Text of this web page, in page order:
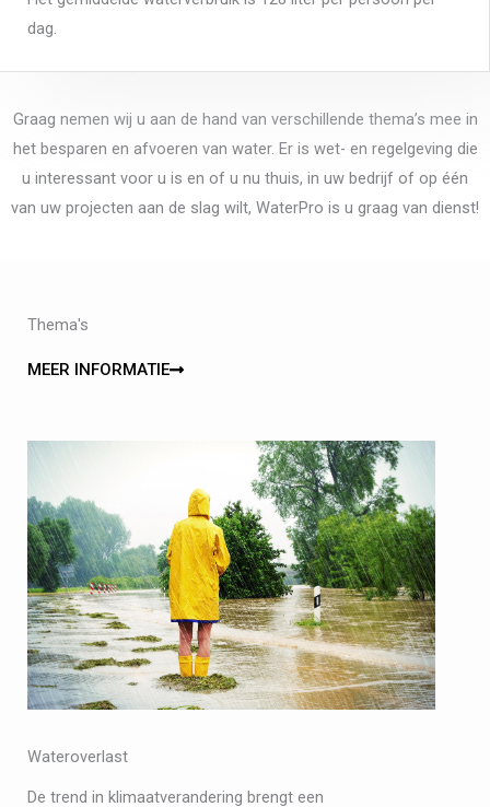
dag.
Graag nemen wij u aan de hand van verschillende thema’s mee in
het besparen en afvoeren van water. Er is wet- en regelgeving die
u interessant voor u is en of u nu thuis, in uw bedrijf of op één
van uw projecten aan de slag wilt, WaterPro is u graag van dienst!
Thema's
MEER INFORMATIE
Wateroverlast
De trend in klimaatverandering brengt een